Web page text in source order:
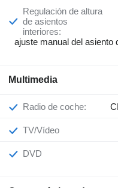
Regulación de altura
de asientos
interiores:
ajuste manual del asiento
Multimedia
Radio de coche:
TV/Vídeo
DVD